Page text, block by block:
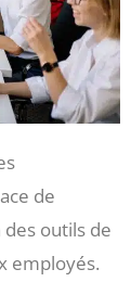
de
outils de
employés.